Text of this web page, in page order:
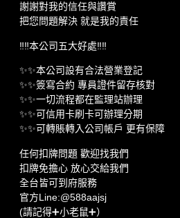
謝謝對我的信任與讚賞
把您問題解決 就是我的責任
‼️‼️本公司五大好處‼️‼️
✨✨本公司設有合法營業登記
✨✨簽寫合約 專員證件留存核對
✨✨一切流程都在監理站辦理
✨✨可信用卡刷卡可辦理分期
✨✨可轉賬轉入公司帳戶 更有保障
任何扣牌問題 歡迎找我們
扣牌免擔心 放心交給我們
全台皆可到府服務
官方Line:@588aajsj
(請記得➕小老鼠➕）